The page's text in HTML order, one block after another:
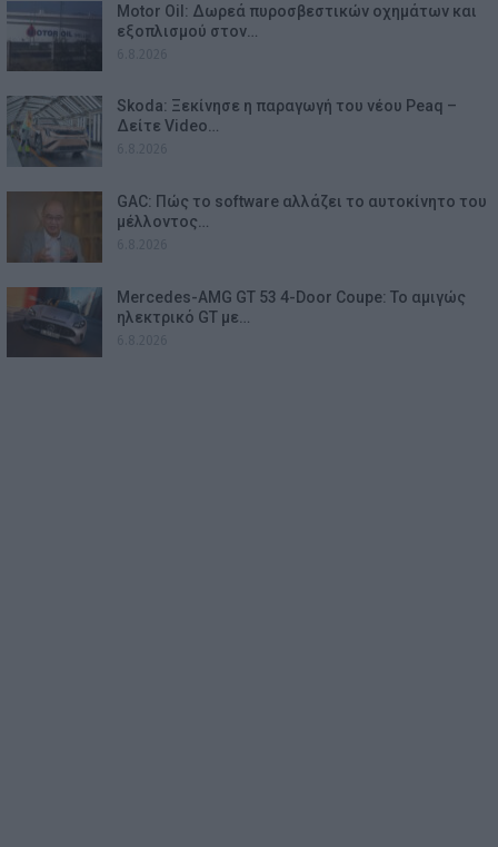
Motor Oil: Δωρεά πυροσβεστικών οχημάτων και
εξοπλισμού στον…
Skoda: Ξεκίνησε η παραγωγή του νέου Peaq –
Δείτε Video…
GAC: Πώς το software αλλάζει το αυτοκίνητο του
μέλλοντος…
Mercedes-AMG GT 53 4-Door Coupe: Το αμιγώς
ηλεκτρικό GT με…